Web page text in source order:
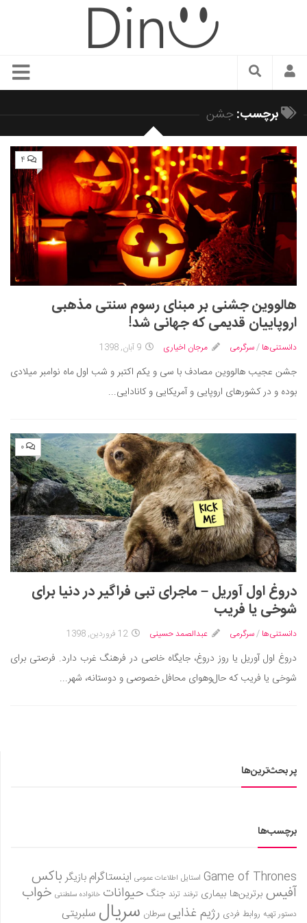
سبک زندگی
زیبایی و آرایش
شیک پوشی
دکوراسیون و چیدمان
غذا
رستوران گردی
آشپزی
سفر و گردشگری
ایران گردی
جهان گردی
موفقیت و مهارت‌های فردی
تغذیه سالم
بهداشت
بیماری و درمان
کودک و مادر
ورزش و تندرستی
روانشناسی
مراکز پزشکی و دارویی
فرهنگ و هنر
سینما و تئاتر
تلویزیون
موسیقی
چهره‌ها
معماری
فناوری‌ها
نجوم و هوا فضا
زمین و محیط زیست
خودرو
سرگرمی
برچسب:جشن
۴
هالووین جشنی بر مبنای رسوم سنتی مذهبی
اروپاییان قدیمی که جهانی شد!
دانستنی‌ها /سرگرمی مرجان اخیاری 9 آبان, 1398
جشن عجیب هالووین مصادف با سی و یکم اکتبر و شب اول ماه نوامبر میلادی
بوده و در کشورهای اروپایی و آمریکایی و کانادایی...
۰
دروغ اول آوریل – ماجرای تبی فراگیر در دنیا برای
شوخی یا فریب
دانستنی‌ها /سرگرمی عبدالصمد حسینی 12 فروردین, 1398
دروغ اول آوریل یا روز دروغ، جایگاه خاصی در فرهنگ غرب دارد. فرصتی برای
شوخی یا فریب که حال‌و‌هوای محافل خصوصی و دوستانه، شهر...
پر بحث‌ترین‌ها
برچسب‌ها
Game of Thrones استایل اطلاعات عمومی اینستاگرام بازیگر باکس
آفیس برترین‌ها بیماری ترفند ترند جنگ حیوانات خانواده سلطنتی خواب
دستور تهیه روابط فردی رژیم غذاییسرطان سریال سلبریتی